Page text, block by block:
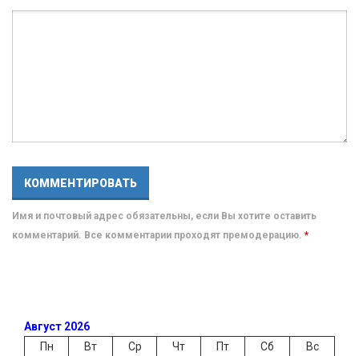
Имя и почтовый адрес обязательны, если Вы хотите оставить
комментарий. Все комментарии проходят премодерацию. *
Август 2026
Пн
Вт Ср Чт Пт Сб Вс